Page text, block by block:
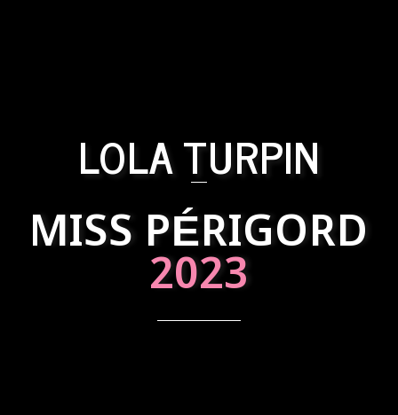
LOLA TURPIN
MISS PÉRIGORD
2023